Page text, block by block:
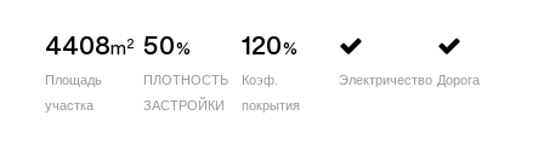
4408m2
Площадь
участка
50%
ПЛОТНОСТЬ
ЗАСТРОЙКИ
120%
Коэф.
покрытия
Электричество Дорога